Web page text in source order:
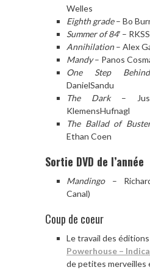
Welles
Eighth grade– Bo
Summer of 84′ – RKSS
Annihilation– Alex
Mandy– Panos
One Step
DanielSandu
The Dark–
KlemensHufnagl
The Ballad of
Ethan Coen
Sortie DVD de l’année
Mandingo –
Canal)
Coup de coeur
Le travail des
Powerhouse –
de petites merveilles